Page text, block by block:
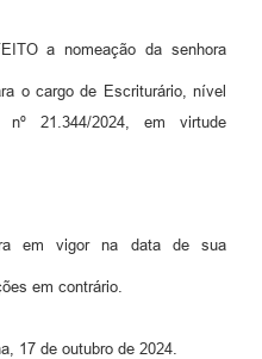
a nomeação da senhora
o cargo de Escriturário, nível
nº 21.344/2024, em virtude
em vigor na data de sua
em contrário.
17 de outubro de 2024.